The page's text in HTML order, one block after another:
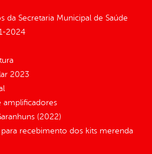
da Secretaria Municipal de Saúde
2024
2023
amplificadores
(2022)
recebimento dos kits merenda